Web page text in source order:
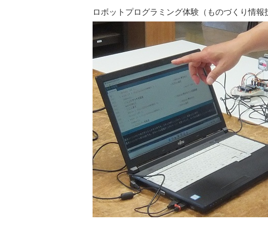
ロボットプログラミング体験（ものづくり情報